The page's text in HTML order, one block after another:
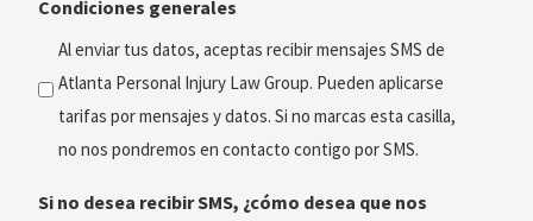
preferido
(Obligatorio)
Condiciones generales
Al enviar tus datos, aceptas recibir mensajes SMS de
Atlanta Personal Injury Law Group. Pueden aplicarse
tarifas por mensajes y datos. Si no marcas esta casilla,
no nos pondremos en contacto contigo por SMS.
Si no desea recibir SMS, ¿cómo desea que nos